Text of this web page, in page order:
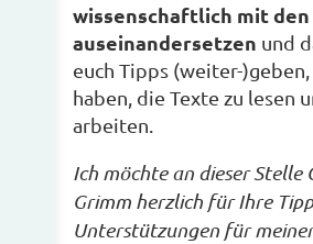
wissenschaftlich mit
auseinandersetzen und
euch Tipps (weiter-
haben, die Texte zu lesen
arbeiten.
Ich möchte an dieser Stelle
Grimm herzlich für Ihre
Unterstützungen für